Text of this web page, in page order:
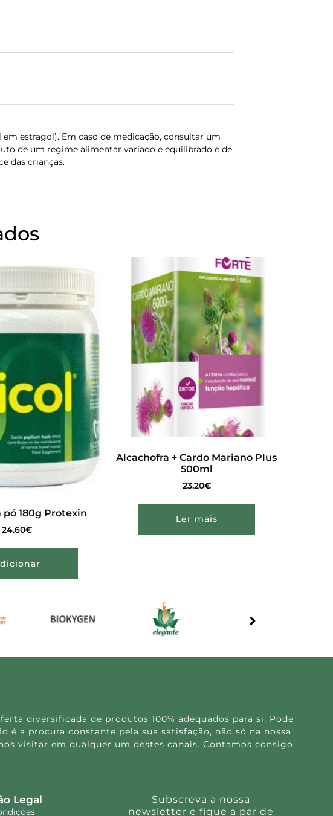
estragol). Em caso de medicação, consultar um
de um regime alimentar variado e equilibrado e de
das crianças.
pó 180g Protexin
24.60€
Alcachofra + Cardo Mariano Plus
500ml
23.20€
Ler mais
diversificada de produtos 100% adequados para si. Pode
a procura constante pela sua satisfação, não só na nossa
visitar em qualquer um destes canais. Contamos consigo
Legal
Subscreva a nossa
newsletter e fique a par de